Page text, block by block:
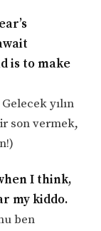
is to make
yılın
son vermek,
I think,
my kiddo.
ben